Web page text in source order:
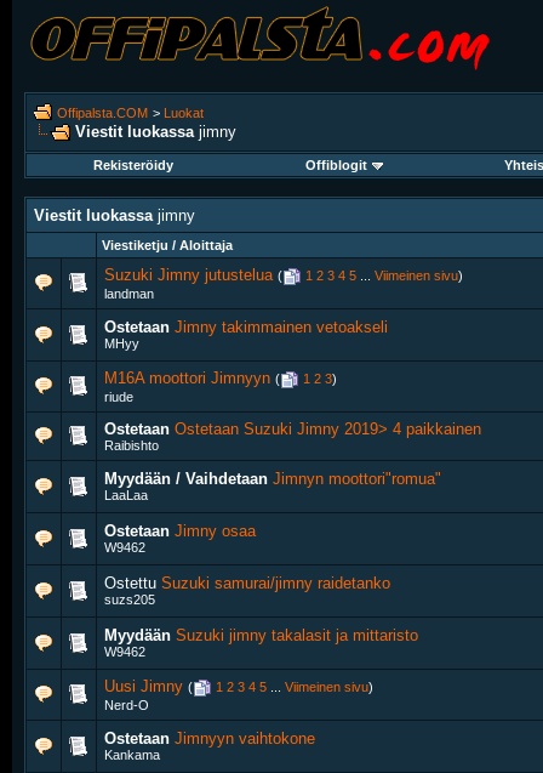
Offipalsta.COM > Luokat
Viestit luokassa jimny
Rekisteröidy Offiblogit
Viestit luokassa jimny
Viestiketju / Aloittaja
Suzuki Jimny jutustelua‎ ( 1 2 3 4 5 Viimeinen sivu)
landman
Ostetaan Jimny takimmainen vetoakseli
MHyy
M16A moottori Jimnyyn ( 1 2 3)
riude
Ostetaan Ostetaan Suzuki Jimny 2019> 4 paikkainen
Raibishto
Myydään / Vaihdetaan Jimnyn moottori"romua"
LaaLaa
Ostetaan Jimny osaa
W9462
Ostettu Suzuki samurai/jimny raidetanko
suzs205
Myydään Suzuki jimny takalasit ja mittaristo
W9462
Uusi Jimny ( 1 2 3 4 5 Viimeinen sivu)
Nerd-O
Ostetaan Jimnyyn vaihtokone
Kankama